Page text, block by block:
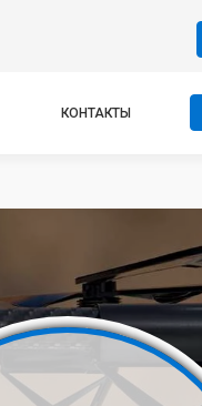
КОНТАКТЫ